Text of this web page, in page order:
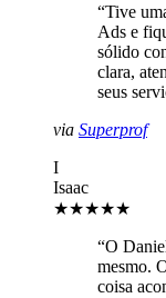
“Tive
Ads e
sólido
clara,
seus
via Superprof
I
Isaac
★★★★★
“O
mesmo.
coisa